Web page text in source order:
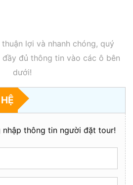
lợi và nhanh chóng, quý
đầy đủ thông tin vào các ô bên
dưới!
nhập thông tin người đặt tour!